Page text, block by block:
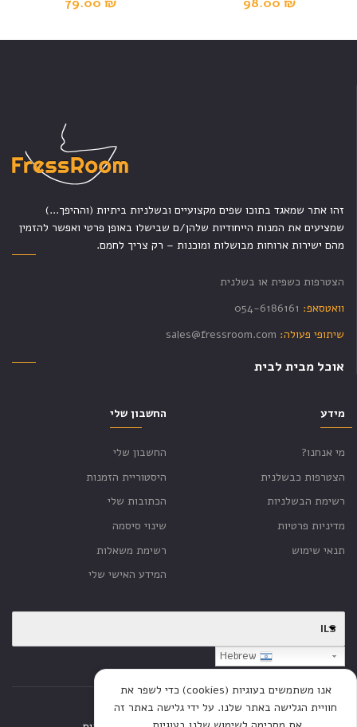
זהו אתר שמאגד בתוכו שפים מקצועיים ובשלניות ביתיות (וההיפך...)
שמציעים את המנות הייחודיות שלהן/ם שבישלו באופן פרטי ואפשר להזמין
מהם ישירות ארוחות מבושלות ומוכנות – רק צריך לחמם.
הצטרפות כשפית או בשלנית
וואטסאפ: 054-6186161
שיתופי פעולה: sales@fressroom.com
אוכל מבית לבית
החשבון שלי
החשבון שלי
היסטוריית הזמנות
הכתובות שלי
שינוי סיסמה
רשימת משאלות
המידע האישי שלי
מידע
מי אנחנו?
הצטרפות כבשלנית
רשימת הבשלניות
מדיניות פרטיות
תנאי שימוש
ILS
אנו משתמשים בעוגיות (cookies) כדי לשפר את
חוויית הגלישה באתר שלנו. על ידי גלישה באתר זה